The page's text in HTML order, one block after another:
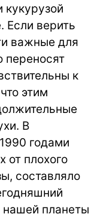
кукурузой
Если верить
важные для
переносят
к
этим
В
годами
от плохого
составляло
нашей планеты